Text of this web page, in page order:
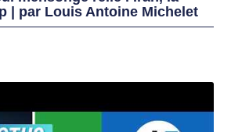
| par Louis Antoine Michelet